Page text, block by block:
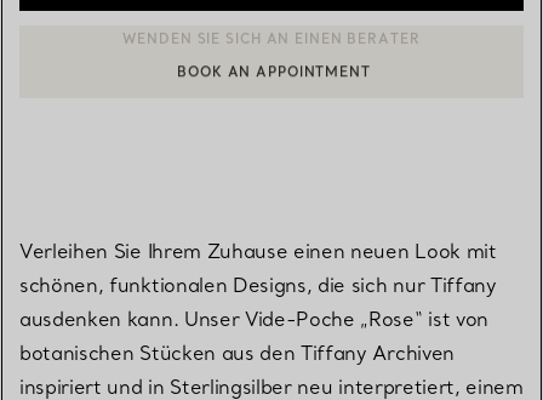
EINEN KUNDENBERATER KONTAKTIEREN ODER EINEN
Verleihen Sie Ihrem Zuhause einen neuen Look mit
schönen, funktionalen Designs, die sich nur Tiffany
ausdenken kann. Unser Vide-Poche „Rose“ ist von
botanischen Stücken aus den Tiffany Archiven
inspiriert und in Sterlingsilber neu interpretiert, einem